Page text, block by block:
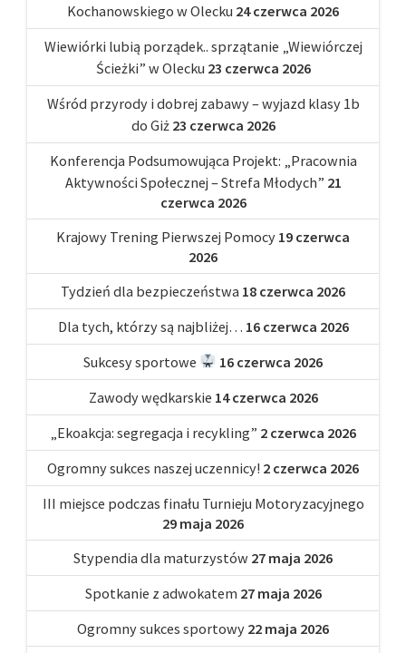
Kochanowskiego w Olecku 24 czerwca 2026
Wiewiórki lubią porządek.. sprzątanie „Wiewiórczej
Ścieżki” w Olecku 23 czerwca 2026
Wśród przyrody i dobrej zabawy – wyjazd klasy 1b
do Giż 23 czerwca 2026
Konferencja Podsumowująca Projekt: „Pracownia
Aktywności Społecznej – Strefa Młodych” 21
czerwca 2026
Krajowy Trening Pierwszej Pomocy 19 czerwca
2026
Tydzień dla bezpieczeństwa 18 czerwca 2026
Dla tych, którzy są najbliżej… 16 czerwca 2026
Sukcesy sportowe
16 czerwca 2026
Zawody wędkarskie 14 czerwca 2026
„Ekoakcja: segregacja i recykling” 2 czerwca 2026
Ogromny sukces naszej uczennicy! 2 czerwca 2026
III miejsce podczas finału Turnieju Motoryzacyjnego
29 maja 2026
Stypendia dla maturzystów 27 maja 2026
Spotkanie z adwokatem 27 maja 2026
Ogromny sukces sportowy 22 maja 2026